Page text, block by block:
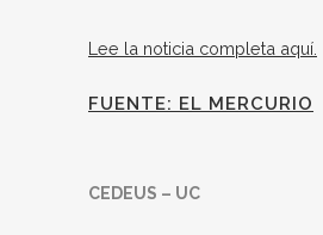
Lee la noticia completa aquí.
FUENTE: EL MERCURIO
CEDEUS – UC